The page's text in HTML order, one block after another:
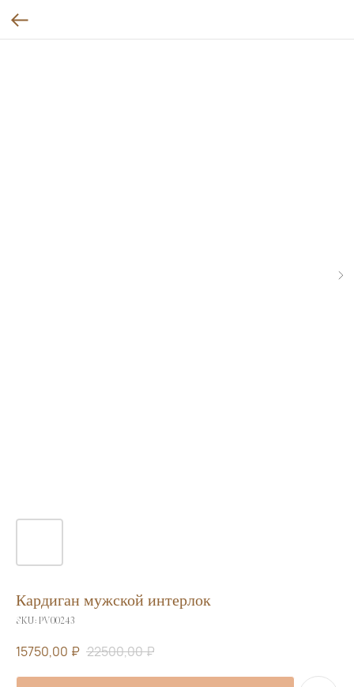
Кардиган мужской интерлок
SKU: PV00243
15750,00 ₽ 22500,00₽